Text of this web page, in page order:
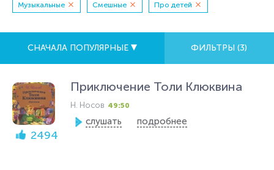
Музыкальные Смешные Про детей
СНАЧАЛА ПОПУЛЯРНЫЕ ФИЛЬТРЫ (3)
2494
Приключение Толи Клюквина
Н. Носов 49:50
слушать подробнее